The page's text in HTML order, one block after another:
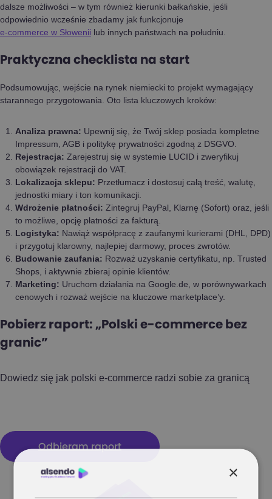
dalsze możliwości – w tym również kierunki bałkańskie, jeśli
odpowiednio wcześnie zbadamy jak funkcjonuje
e-commerce w Słowenii lub innych państwach na południu.
Praktyczna checklista na start
Podsumowując, wejście na rynek niemiecki to projekt wymagający
starannego przygotowania. Oto lista kluczowych kroków:
Analiza prawna: Upewnij się, że Twój sklep posiada kompletne
Impressum, AGB i politykę prywatności zgodną z DSGVO.
Rejestracja: Zarejestruj się w systemie LUCID i zweryfikuj
obowiązek rejestracji do VAT.
Lokalizacja sklepu: Przetłumacz i dostosuj całą treść, walutę,
jednostki miary i ton komunikacji.
Wdrożenie płatności: Zintegruj PayPal, Klarnę (Sofort) oraz, jeśli
to możliwe, opcję płatności za fakturą.
Logistyka: Nawiąż współpracę z zaufanymi kurierami (DHL, DPD)
i przygotuj klarowny, najlepiej darmowy, proces zwrotów.
Budowanie zaufania: Rozważ uzyskanie certyfikatu, np. Trusted
Shops, i aktywnie zbieraj opinie klientów.
Marketing: Uruchom działania na Google.de, w porównywarkach
cenowych i rozważ wejście na kluczowe marketplace’y.
Pobierz raport: „Polski e-commerce bez
granic”
Dowiedz się jak polski e-commerce radzi sobie za granicą
Odbieram raport
×